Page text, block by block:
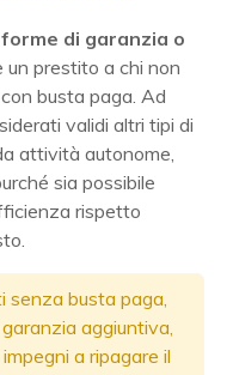
di garanzia o
un prestito a chi non
busta paga. Ad
validi altri tipi di
attività autonome,
sia possibile
rispetto
senza busta paga,
aggiuntiva,
a ripagare il